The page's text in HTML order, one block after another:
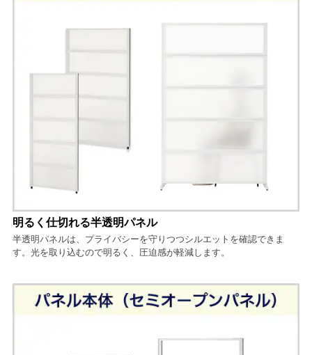
明るく仕切れる半透明パネル
半透明パネルは、プライバシーを守りつつシルエットを確認できま
す。光を取り込むので明るく、圧迫感が軽減します。